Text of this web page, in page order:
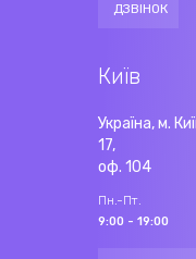
ДЗВІНОК
Київ
Україна, м.
17,
оф. 104
Пн.-Пт.
9:00 - 19:00